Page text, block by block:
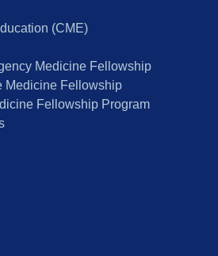
(CME)
Medicine Fellowship
Medicine Fellowship
Fellowship Program